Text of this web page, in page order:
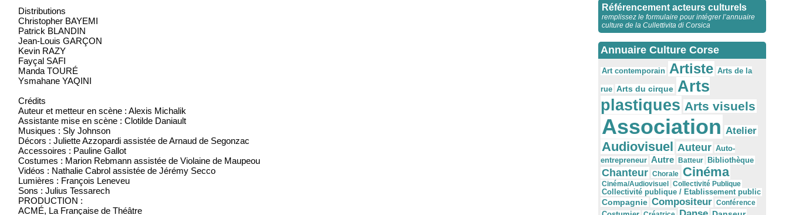
Distributions
Christopher BAYEMI
Patrick BLANDIN
Jean-Louis GARÇON
Kevin RAZY
Fayçal SAFI
Manda TOURÉ
Ysmahane YAQINI
Crédits
Auteur et metteur en scène : Alexis Michalik
Assistante mise en scène : Clotilde Daniault
Musiques : Sly Johnson
Décors : Juliette Azzopardi assistée de Arnaud de Segonzac
Accessoires : Pauline Gallot
Costumes : Marion Rebmann assistée de Violaine de Maupeou
Vidéos : Nathalie Cabrol assistée de Jérémy Secco
Lumières : François Leneveu
Sons : Julius Tessarech
PRODUCTION :
ACMÉ, La Française de Théâtre
Référencement acteurs culturels
remplissez le formulaire pour intégrer l’annuaire
culture de la Cullettivita di Corsica
Annuaire Culture Corse
Art contemporain Artiste Arts de la
rue Arts du cirque Arts
plastiques Arts visuels
Association Atelier
Audiovisuel Auteur Auto-
entrepreneur Autre Batteur Bibliothèque
Chanteur Chorale Cinéma
Cinéma/Audiovisuel
Collectivité Publique
Collectivité publique / Etablissement public
Compagnie Compositeur Conférence